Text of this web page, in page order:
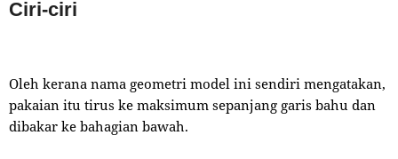
Ciri-ciri
Oleh kerana nama geometri model ini sendiri mengatakan,
pakaian itu tirus ke maksimum sepanjang garis bahu dan
dibakar ke bahagian bawah.